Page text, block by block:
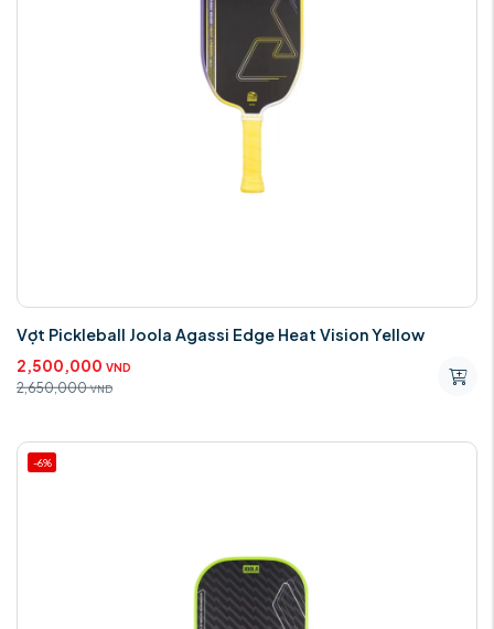
Vợt Pickleball Joola Agassi Edge Heat Vision Yellow
2,500,000 VND
2,650,000 VND
-6%